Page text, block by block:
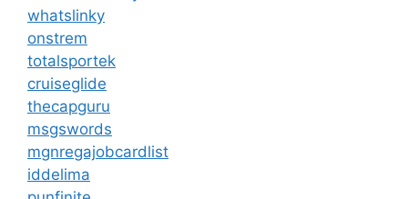
whatslinky
onstrem
totalsportek
cruiseglide
thecapguru
msgswords
mgnregajobcardlist
iddelima